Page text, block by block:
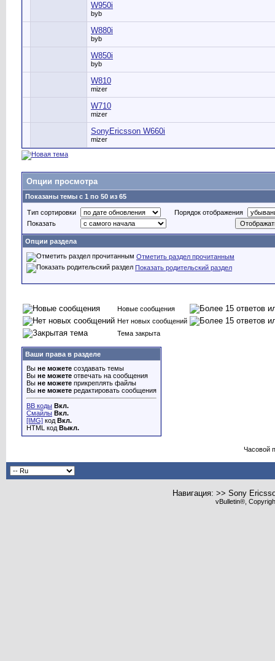
W950i
byb
W880i
byb
W850i
byb
W810
mizer
W710
mizer
SonyEricsson W660i
mizer
Опции просмотра
Показаны темы с 1 по 50 из 65
Тип сортировки
Порядок отображения
Показать
Опции раздела
Отметить раздел прочитанным
Показать родительский раздел
Новые сообщения
Нет новых сообщений
Тема закрыта
Ваши права в разделе
Вы не можете создавать темы
Вы не можете отвечать на сообщения
Вы не можете прикреплять файлы
Вы не можете редактировать сообщения
BB коды Вкл.
Смайлы Вкл.
[IMG] код Вкл.
HTML код Выкл.
Часовой
Навигация: >> Sony
vBulletin®,